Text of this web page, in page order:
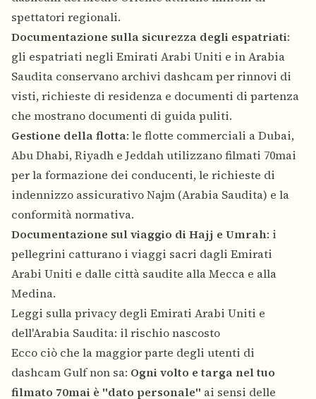
spettatori regionali.
Documentazione sulla sicurezza degli espatriati:
gli espatriati negli Emirati Arabi Uniti e in Arabia
Saudita conservano archivi dashcam per rinnovi di
visti, richieste di residenza e documenti di partenza
che mostrano documenti di guida puliti.
Gestione della flotta: le flotte commerciali a Dubai,
Abu Dhabi, Riyadh e Jeddah utilizzano filmati 70mai
per la formazione dei conducenti, le richieste di
indennizzo assicurativo Najm (Arabia Saudita) e la
conformità normativa.
Documentazione sul viaggio di Hajj e Umrah: i
pellegrini catturano i viaggi sacri dagli Emirati
Arabi Uniti e dalle città saudite alla Mecca e alla
Medina.
Leggi sulla privacy degli Emirati Arabi Uniti e
dell'Arabia Saudita: il rischio nascosto
Ecco ciò che la maggior parte degli utenti di
dashcam Gulf non sa: Ogni volto e targa nel tuo
filmato 70mai è "dato personale" ai sensi delle